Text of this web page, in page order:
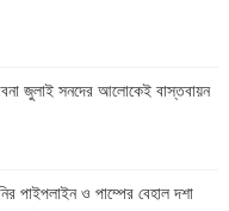
জুলাই সনদের আলোকেই বাস্তবায়ন
পাইপলাইন ও পাম্পের বেহাল দশা